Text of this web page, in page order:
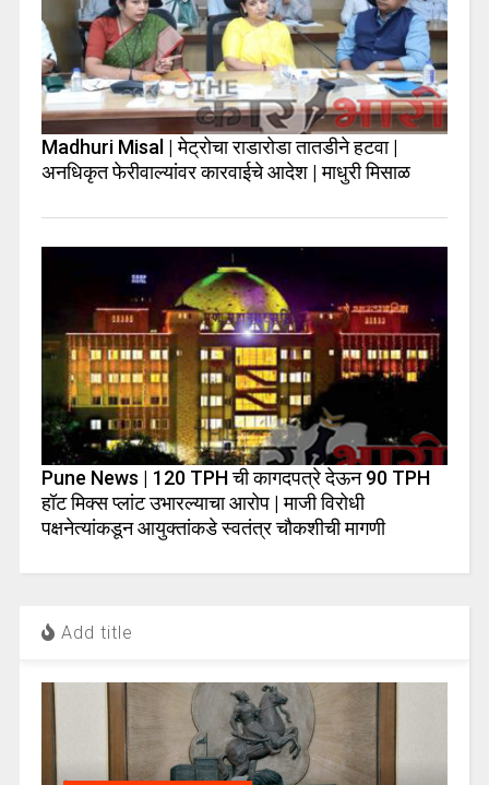
Madhuri Misal | मेट्रोचा राडारोडा तातडीने हटवा |
अनधिकृत फेरीवाल्यांवर कारवाईचे आदेश | माधुरी मिसाळ
Pune News | 120 TPH ची कागदपत्रे देऊन 90 TPH
हॉट मिक्स प्लांट उभारल्याचा आरोप | माजी विरोधी
पक्षनेत्यांकडून आयुक्तांकडे स्वतंत्र चौकशीची मागणी
Add title